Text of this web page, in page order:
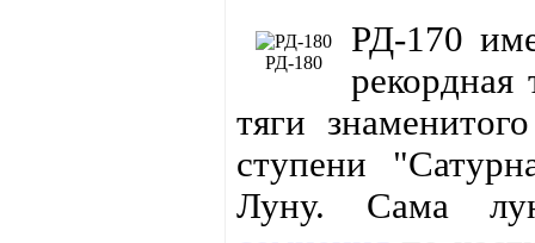
РД-180
РД-170
тяги
ступени
Луну. Сама